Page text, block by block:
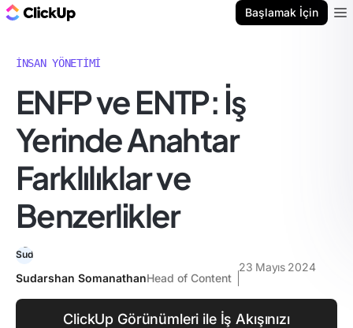
Başlamak İçin
İNSAN YÖNETIMI
ENFP ve ENTP: İş
Yerinde Anahtar
Farklılıklar ve
Benzerlikler
Sudarshan SomanathanHead of Content
23 Mayıs 2024
ClickUp Görünümleri ile İş Akışınızı